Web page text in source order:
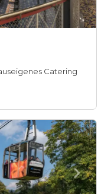
Catering